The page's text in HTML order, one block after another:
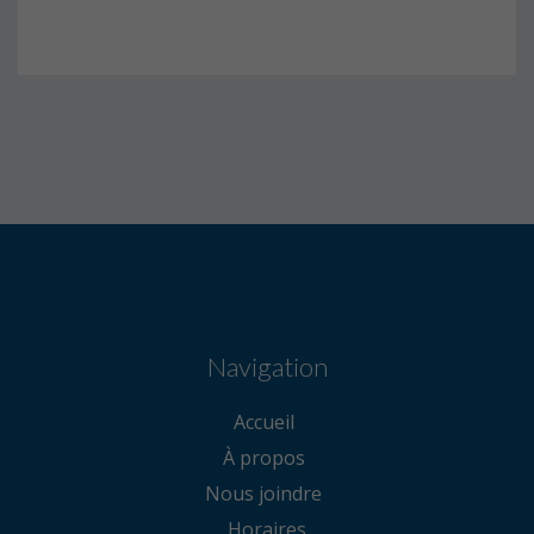
Navigation
Accueil
À propos
Nous joindre